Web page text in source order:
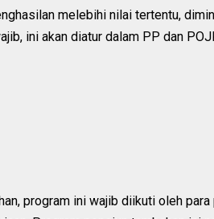
melebihi nilai tertentu,
ini akan diatur dalam PP dan
program ini wajib diikuti oleh